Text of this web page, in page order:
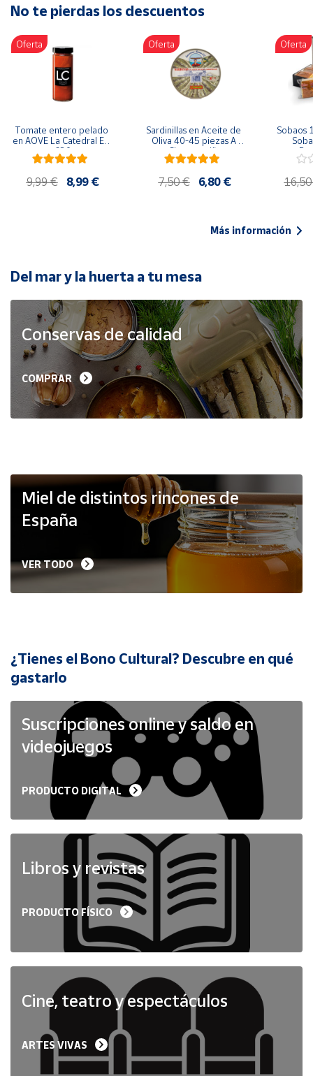
Artesanía
Oficina y
Papelería
Para Canarias,
Ceuta y Melilla
populares
Bono
Cultural
de Correos
Market
Productos
Solidarios
Ayuda
Vendedores
Mapa de
Hazte
vendedor
Cuenta
Ubicación
Península
Baleares
Melilla
No te pierdas los descuentos
Oferta
Tomate entero pelado
en AOVE La Catedral ER-
630
9,99 € 8,99 €
Oferta
Sardinillas en Aceite de
Oliva 40-45 piezas A
Churrusquiña
7,50 € 6,80 €
Oferta
Sobaos
Más información
Del mar y la huerta a tu mesa
Conservas de calidad
COMPRAR
Miel de distintos rincones de
España
VER TODO
¿Tienes el Bono Cultural? Descubre en qué
gastarlo
Suscripciones online y saldo en
videojuegos
PRODUCTO DIGITAL
Libros y revistas
PRODUCTO FÍSICO
Cine, teatro y espectáculos
ARTES VIVAS